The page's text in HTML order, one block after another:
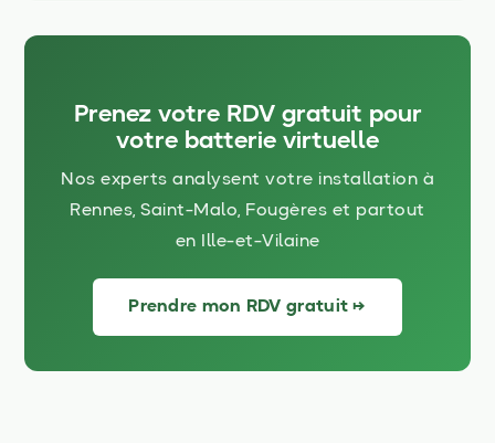
Prenez votre RDV gratuit pour
votre batterie virtuelle
Nos experts analysent votre installation à
Rennes, Saint-Malo, Fougères et partout
en Ille-et-Vilaine
Prendre mon RDV gratuit →